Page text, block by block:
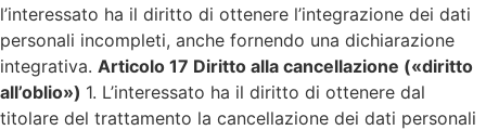
l’interessato ha il diritto di ottenere l’integrazione dei dati
personali incompleti, anche fornendo una dichiarazione
integrativa. Articolo 17 Diritto alla cancellazione («diritto
all’oblio») 1. L’interessato ha il diritto di ottenere dal
titolare del trattamento la cancellazione dei dati personali